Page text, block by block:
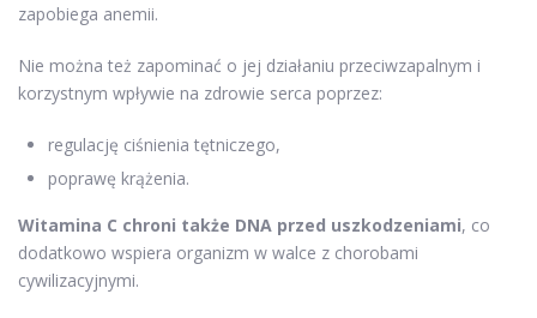
zapobiega anemii.
Nie można też zapominać o jej działaniu przeciwzapalnym i
korzystnym wpływie na zdrowie serca poprzez:
regulację ciśnienia tętniczego,
poprawę krążenia.
Witamina C chroni także DNA przed uszkodzeniami, co
dodatkowo wspiera organizm w walce z chorobami
cywilizacyjnymi.